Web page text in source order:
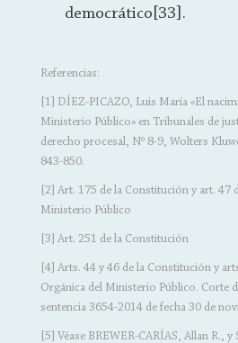
democrático[33].
Referencias:
[1] DÍEZ-PICAZO, Luis María «El
Ministerio Público» en Tribunales de
derecho procesal, Nº 8-9, Wolters
843-850.
[2] Art. 175 de la Constitución y art. 47
Ministerio Público
[3] Art. 251 de la Constitución
[4] Arts. 44 y 46 de la Constitución y
Orgánica del Ministerio Público. Corte
sentencia 3654-2014 de fecha 30 de
[5] Véase BREWER-CARÍAS, Allan R.,